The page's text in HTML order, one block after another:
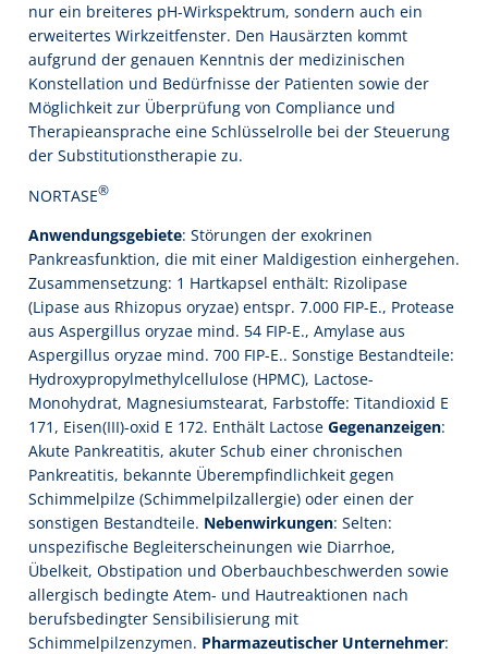
nur ein breiteres pH-Wirkspektrum, sondern auch ein
erweitertes Wirkzeitfenster. Den Hausärzten kommt
aufgrund der genauen Kenntnis der medizinischen
Konstellation und Bedürfnisse der Patienten sowie der
Möglichkeit zur Überprüfung von Compliance und
Therapieansprache eine Schlüsselrolle bei der Steuerung
der Substitutionstherapie zu.
NORTASE®
Anwendungsgebiete: Störungen der exokrinen
Pankreasfunktion, die mit einer Maldigestion einhergehen.
Zusammensetzung: 1 Hartkapsel enthält: Rizolipase
(Lipase aus Rhizopus oryzae) entspr. 7.000 FIP-E., Protease
aus Aspergillus oryzae mind. 54 FIP-E., Amylase aus
Aspergillus oryzae mind. 700 FIP-E.. Sonstige Bestandteile:
Hydroxypropylmethylcellulose (HPMC), Lactose-
Monohydrat, Magnesiumstearat, Farbstoffe: Titandioxid E
171, Eisen(III)-oxid E 172. Enthält Lactose Gegenanzeigen:
Akute Pankreatitis, akuter Schub einer chronischen
Pankreatitis, bekannte Überempfindlichkeit gegen
Schimmelpilze (Schimmelpilzallergie) oder einen der
sonstigen Bestandteile. Nebenwirkungen: Selten:
unspezifische Begleiterscheinungen wie Diarrhoe,
Übelkeit, Obstipation und Oberbauchbeschwerden sowie
allergisch bedingte Atem- und Hautreaktionen nach
berufsbedingter Sensibilisierung mit
Schimmelpilzenzymen. Pharmazeutischer Unternehmer: